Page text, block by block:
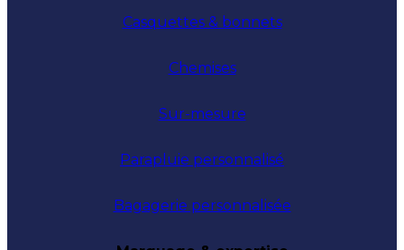
Casquettes & bonnets
Chemises
Sur-mesure
Parapluie personnalisé
Bagagerie personnalisée